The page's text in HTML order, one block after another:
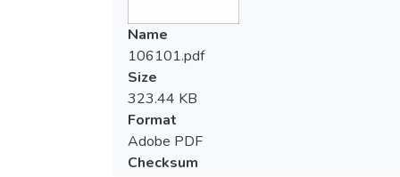
Name
106101.pdf
Size
323.44 KB
Format
Adobe PDF
Checksum